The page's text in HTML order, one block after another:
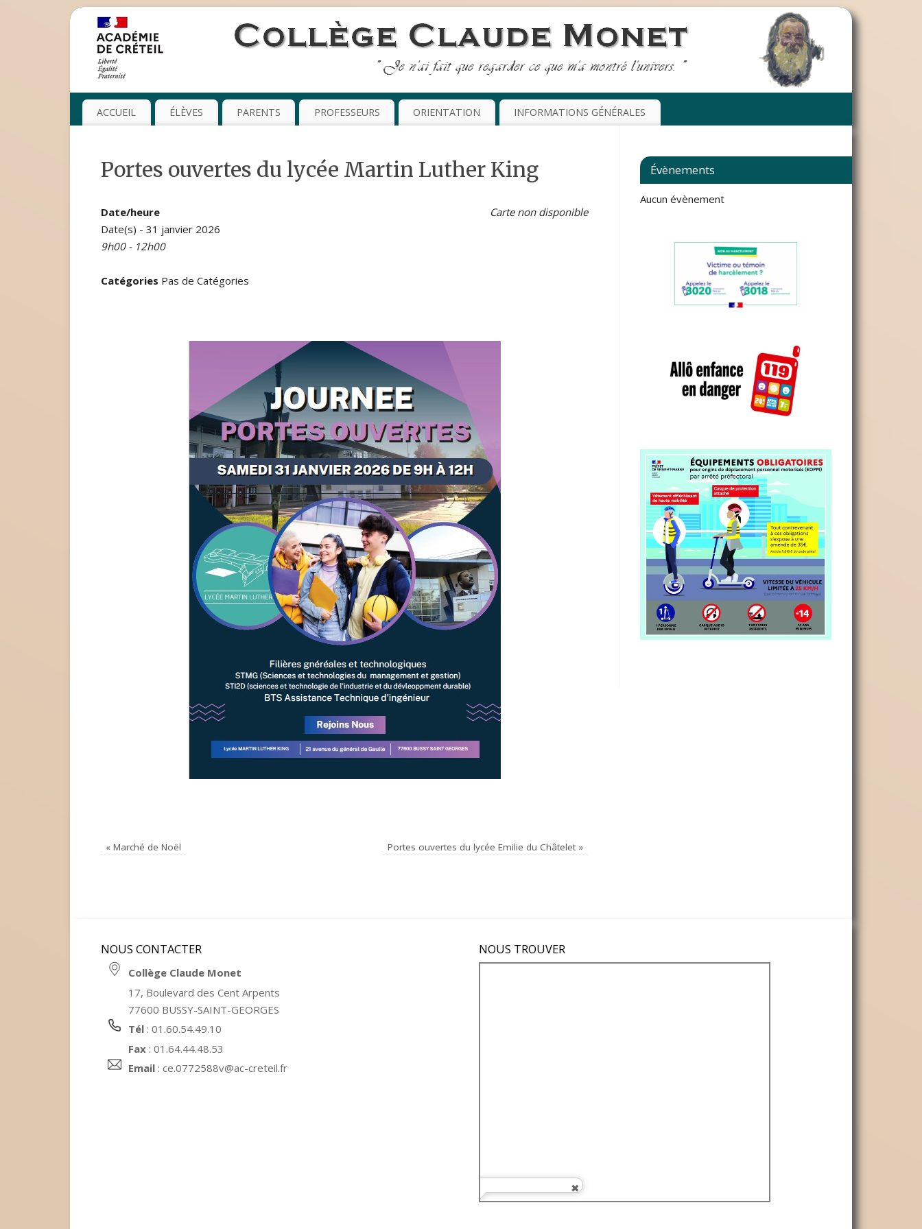
ACCUEIL ÉLÈVES PARENTS PROFESSEURS ORIENTATION INFORMATIONS GÉNÉRALES
Portes ouvertes du lycée Martin Luther King
Carte non disponible
Date/heure
Date(s) - 31 janvier 2026
9h00 - 12h00
Catégories Pas de Catégories
« Marché de Noël Portes ouvertes du lycée Emilie du Châtelet »
Évènements
Aucun évènement
NOUS CONTACTER
Collège Claude Monet
17, Boulevard des Cent Arpents
77600 BUSSY-SAINT-GEORGES
Tél : 01.60.54.49.10
Fax : 01.64.44.48.53
Email : ce.0772588v@ac-creteil.fr
NOUS TROUVER